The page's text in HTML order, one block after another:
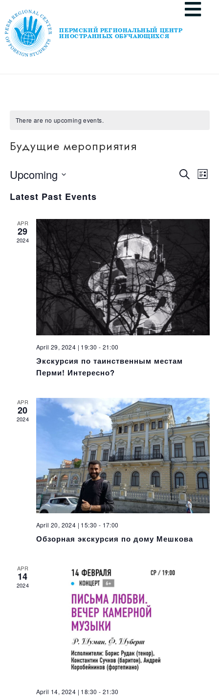
ПЕРМСКИЙ РЕГИОНАЛЬНЫЙ ЦЕНТР
ИНОСТРАННЫХ ОБУЧАЮЩИХСЯ
There are no upcoming events.
Будущие мероприятия
SearchList
Upcoming
date.
Latest Past Events
APR
29
2024
April 29, 2024 | 19:30 - 21:00
Экскурсия по таинственным местам
Перми! Интересно?
APR
20
2024
April 20, 2024 | 15:30 - 17:00
Обзорная экскурсия по дому Мешкова
APR
14
2024
April 14, 2024 | 18:30 - 21:30